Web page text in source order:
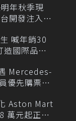
年秋季現
開發注入80
喊年銷30
造國際品牌
Mercedes-
優先購票維
Aston Mart
萬元起正式